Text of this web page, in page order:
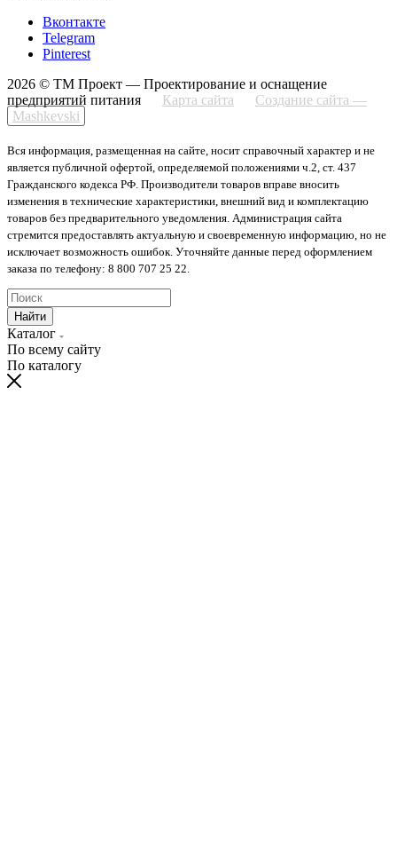
Вконтакте
Telegram
Pinterest
2026 © ТМ Проект — Проектирование и оснащение
предприятий питания
Карта сайта
Создание сайта —
Mashkevski
Вся информация, размещенная на сайте, носит справочный характер и не
является публичной офертой, определяемой положениями ч.2, ст. 437
Гражданского кодекса РФ. Производители товаров вправе вносить
изменения в технические характеристики, внешний вид и комплектацию
товаров без предварительного уведомления. Администрация сайта
стремится предоставлять актуальную и своевременную информацию, но не
исключает возможность ошибок. Уточняйте данные перед оформлением
заказа по телефону: 8 800 707 25 22.
Найти
Каталог
По всему сайту
По каталогу